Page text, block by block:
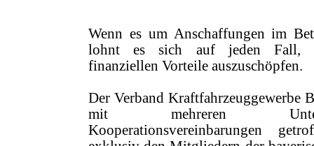
Wenn es um Anschaffungen im
lohnt es sich auf jeden Fall,
finanziellen Vorteile auszuschöpfen.
Der Verband Kraftfahrzeuggewerbe
mit mehreren
Kooperationsvereinbarungen